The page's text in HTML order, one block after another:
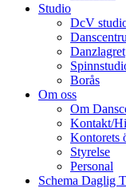
Studio
DcV
Danzlagret
Borås
Om oss
Om
Kontakt/
Kontorets
Styrelse
Personal
Schema Daglig